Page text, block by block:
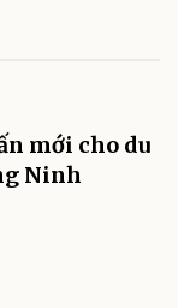
mới cho du
Ninh